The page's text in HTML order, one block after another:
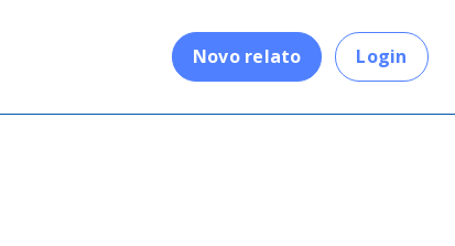
Novo relato Login